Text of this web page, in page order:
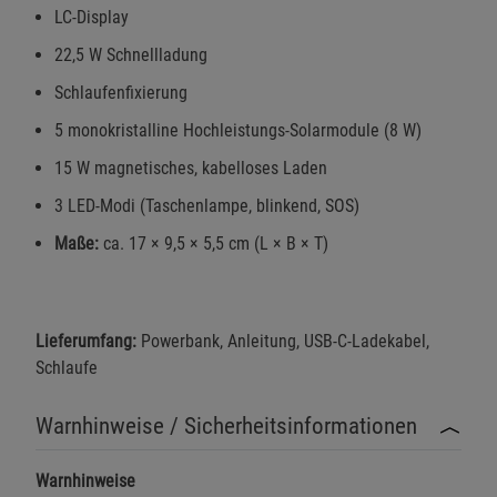
LC-Display
22,5 W Schnellladung
Schlaufenfixierung
5 monokristalline Hochleistungs-Solarmodule (8 W)
15 W magnetisches, kabelloses Laden
3 LED-Modi (Taschenlampe, blinkend, SOS)
Maße: ca. 17 × 9,5 × 5,5 cm (L × B × T)
Lieferumfang: Powerbank, Anleitung, USB-C-Ladekabel,
Schlaufe
Warnhinweise / Sicherheitsinformationen
Warnhinweise
Zurück Einstellungen speichern für die Gruppe
Einwilligung nicht erteilen
Notwendige Cookies (5)
Funktionale Cookies (1)
Beschreibung Statistik Cookies